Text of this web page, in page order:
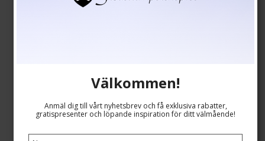
SupCare Concious (GOTS)
SA400-3
Välkommen!
Anmäl dig till vårt nyhetsbrev och få exklusiva rabatter,
gratispresenter och löpande inspiration för ditt välmående!